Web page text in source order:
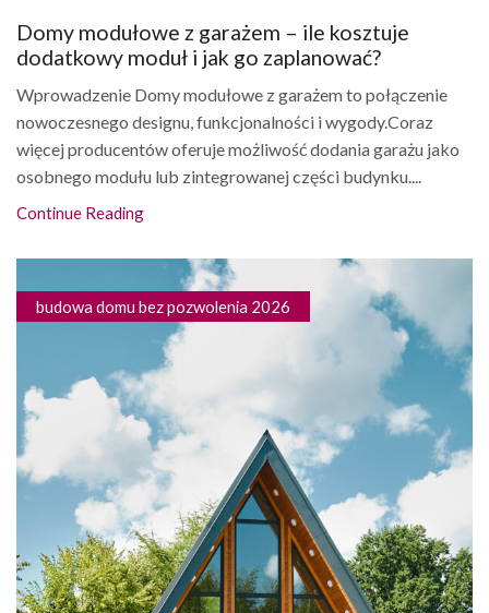
Domy modułowe z garażem – ile kosztuje
dodatkowy moduł i jak go zaplanować?
Wprowadzenie Domy modułowe z garażem to połączenie
nowoczesnego designu, funkcjonalności i wygody.Coraz
więcej producentów oferuje możliwość dodania garażu jako
osobnego modułu lub zintegrowanej części budynku....
Continue Reading
budowa domu bez pozwolenia 2026